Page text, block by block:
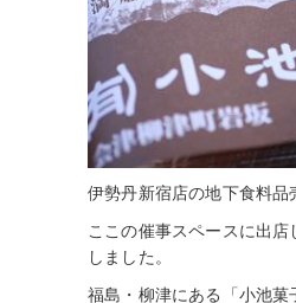
伊勢丹新宿店の地下食料品
ここの催事スペースに出店
しました。
福島・柳津にある「小池菓